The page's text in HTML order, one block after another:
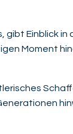
gibt Einblick in
Moment